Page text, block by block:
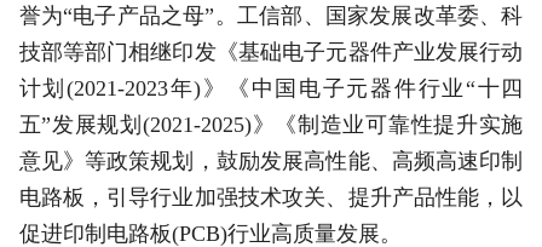
誉为“电子产品之母”。工信部、国家发展改革委、科
技部等部门相继印发《基础电子元器件产业发展行动
计划(2021-2023年)》《中国电子元器件行业“十四
五”发展规划(2021-2025)》《制造业可靠性提升实施
意见》等政策规划，鼓励发展高性能、高频高速印制
电路板，引导行业加强技术攻关、提升产品性能，以
促进印制电路板(PCB)行业高质量发展。